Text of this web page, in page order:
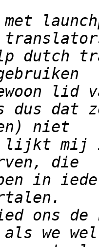
dutch
dat
lijkt mij
in
ons de